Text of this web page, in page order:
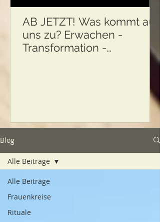
AB JETZT! Was kommt auf
uns zu? Erwachen -
Transformation -
Körperliche Ermüdung und
Blog
Alle Beiträge
Frauenkreise
Rituale
Alle Beiträge